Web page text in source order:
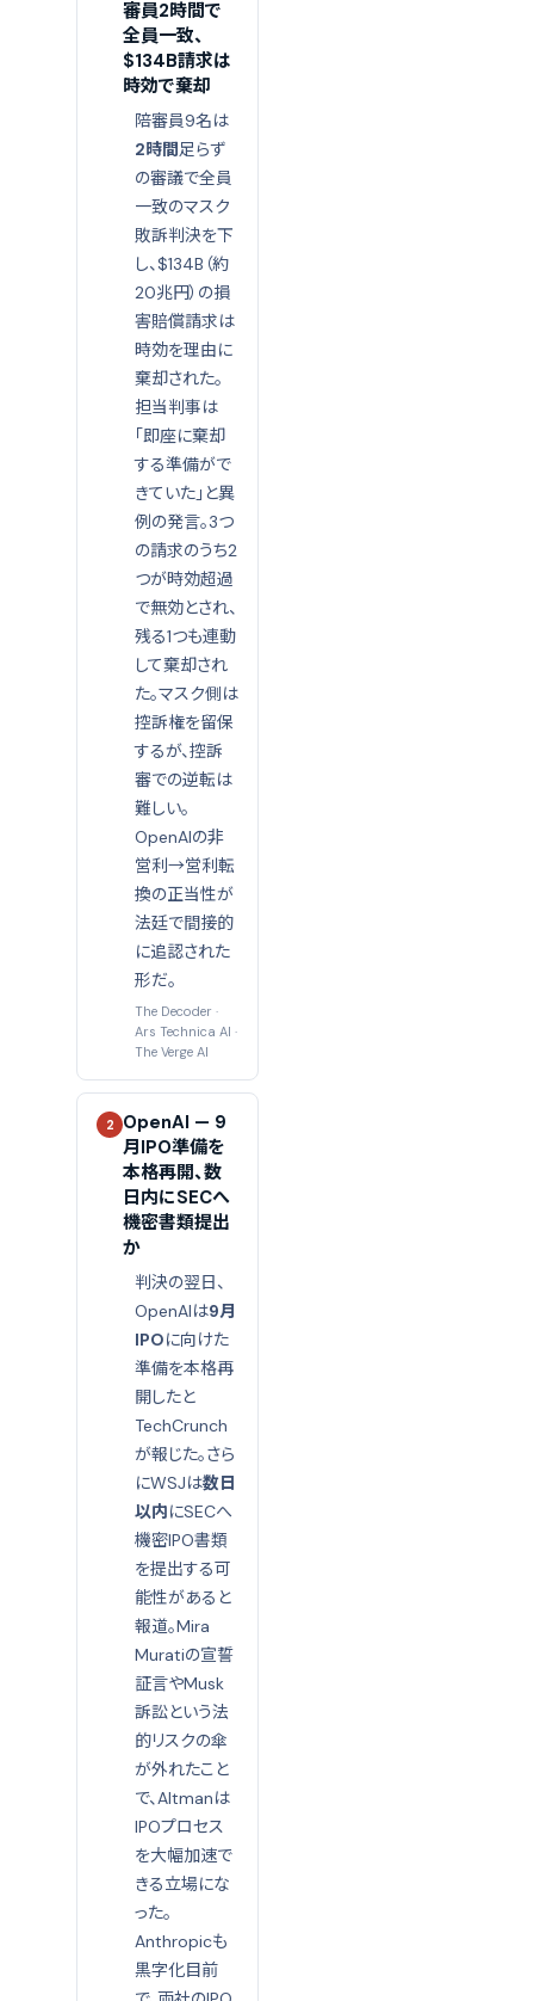
審員2時間で
全員一致、
$134B請求は
時効で棄却
陪審員9名は
2時間足らず
の審議で全員
一致のマスク
敗訴判決を下
し、$134B（約
20兆円）の損
害賠償請求は
時効を理由に
棄却された。
担当判事は
「即座に棄却
する準備がで
きていた」と異
例の発言。3つ
の請求のうち2
つが時効超過
で無効とされ、
残る1つも連動
して棄却され
た。マスク側は
控訴権を留保
するが、控訴
審での逆転は
難しい。
OpenAIの非
営利→営利転
換の正当性が
法廷で間接的
に追認された
形だ。
The Decoder ·
Ars Technica AI ·
The Verge AI
2
OpenAI — 9
月IPO準備を
本格再開、数
日内にSECへ
機密書類提出
か
判決の翌日、
OpenAIは9月
IPOに向けた
準備を本格再
開したと
TechCrunch
が報じた。さら
にWSJは数日
以内にSECへ
機密IPO書類
を提出する可
能性があると
報道。Mira
Muratiの宣誓
証言やMusk
訴訟という法
的リスクの傘
が外れたこと
で、Altmanは
IPOプロセス
を大幅加速で
きる立場にな
った。
Anthropicも
黒字化目前